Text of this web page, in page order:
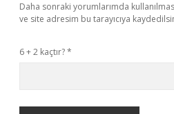
Daha sonraki yorumlarımda
ve site adresim bu tarayıcıya
6 + 2 kaçtır?*